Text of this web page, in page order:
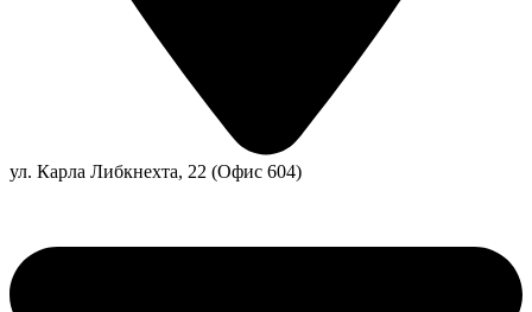
ул. Карла Либкнехта, 22 (Офис 604)